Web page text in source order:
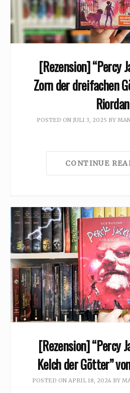
[Rezension] “Percy
Zorn der dreifachen
Riordan
POSTED ON JULI 3, 2025 BY
CONTINUE
[Rezension] “Percy
Kelch der Götter”
POSTED ON APRIL 18, 2024BY